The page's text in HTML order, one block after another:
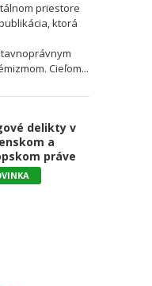
priestore
ktorá
Cieľom...
delikty v
a
práve